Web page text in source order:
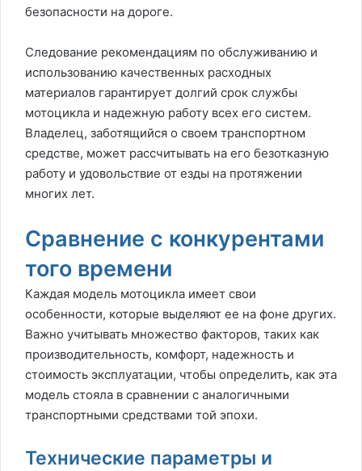
безопасности на дороге.
Следование рекомендациям по обслуживанию и
использованию качественных расходных
материалов гарантирует долгий срок службы
мотоцикла и надежную работу всех его систем.
Владелец, заботящийся о своем транспортном
средстве, может рассчитывать на его безотказную
работу и удовольствие от езды на протяжении
многих лет.
Сравнение с конкурентами
того времени
Каждая модель мотоцикла имеет свои
особенности, которые выделяют ее на фоне других.
Важно учитывать множество факторов, таких как
производительность, комфорт, надежность и
стоимость эксплуатации, чтобы определить, как эта
модель стояла в сравнении с аналогичными
транспортными средствами той эпохи.
Технические параметры и